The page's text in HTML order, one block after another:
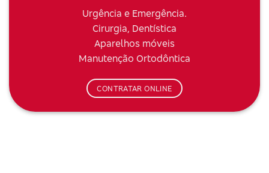
Urgência e Emergência.
Cirurgia, Dentística
Aparelhos móveis
Manutenção Ortodôntica
CONTRATAR ONLINE